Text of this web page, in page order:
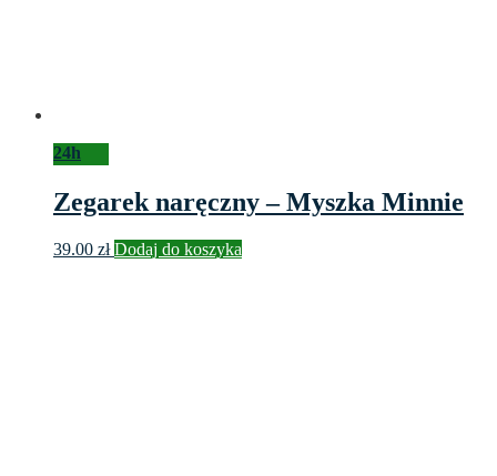
24h
Zegarek naręczny – Myszka Minnie
39.00 zł Dodaj do koszyka